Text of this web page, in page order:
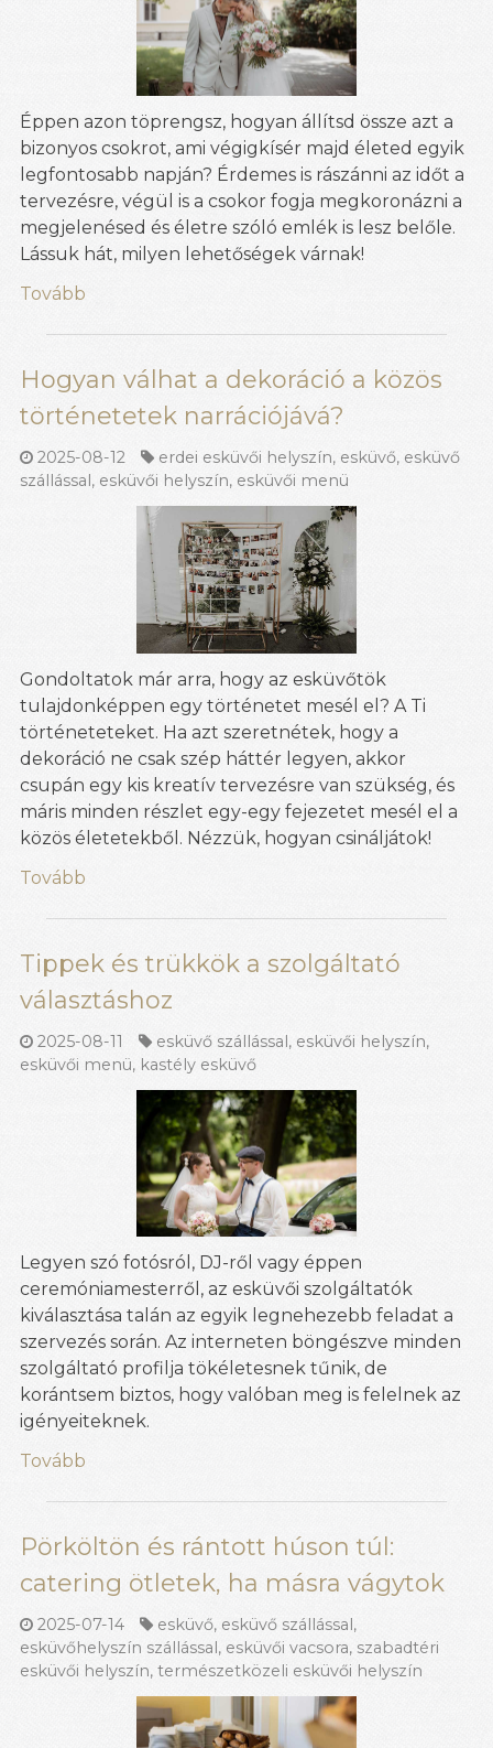
Éppen azon töprengsz, hogyan állítsd össze azt a
bizonyos csokrot, ami végigkísér majd életed egyik
legfontosabb napján? Érdemes is rászánni az időt a
tervezésre, végül is a csokor fogja megkoronázni a
megjelenésed és életre szóló emlék is lesz belőle.
Lássuk hát, milyen lehetőségek várnak!
Tovább
Hogyan válhat a dekoráció a közös
történetetek narrációjává?
2025-08-12 erdei esküvői helyszín, esküvő, esküvő
szállással, esküvői helyszín, esküvői menü
Gondoltatok már arra, hogy az esküvőtök
tulajdonképpen egy történetet mesél el? A Ti
történeteteket. Ha azt szeretnétek, hogy a
dekoráció ne csak szép háttér legyen, akkor
csupán egy kis kreatív tervezésre van szükség, és
máris minden részlet egy-egy fejezetet mesél el a
közös életetekből. Nézzük, hogyan csináljátok!
Tovább
Tippek és trükkök a szolgáltató
választáshoz
2025-08-11 esküvő szállással, esküvői helyszín,
esküvői menü, kastély esküvő
Legyen szó fotósról, DJ-ről vagy éppen
ceremóniamesterről, az esküvői szolgáltatók
kiválasztása talán az egyik legnehezebb feladat a
szervezés során. Az interneten böngészve minden
szolgáltató profilja tökéletesnek tűnik, de
korántsem biztos, hogy valóban meg is felelnek az
igényeiteknek.
Tovább
Pörköltön és rántott húson túl:
catering ötletek, ha másra vágytok
2025-07-14 esküvő, esküvő szállással,
esküvőhelyszín szállással, esküvői vacsora, szabadtéri
esküvői helyszín, természetközeli esküvői helyszín